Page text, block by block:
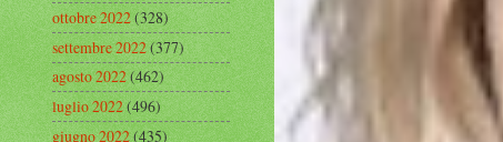
ottobre 2022(328)
settembre 2022(377)
agosto 2022(462)
luglio 2022(496)
giugno 2022(435)